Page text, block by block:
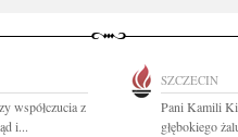
współczucia z
i...
SZCZECIN
Pani Kamili
głębokiego